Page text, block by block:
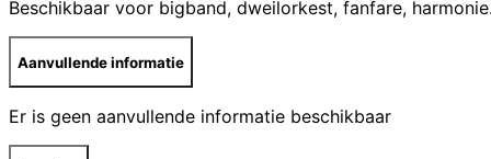
Beschikbaar voor bigband, dweilorkest, fanfare,
Aanvullende informatie
Er is geen aanvullende informatie beschikbaar